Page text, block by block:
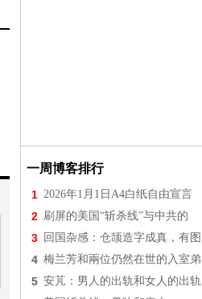
一周博客排行
1 2026年1月1日A4白纸自由宣言
2 刷屏的美国“斩杀线”与中共的
3 回国杂感：仓颉造字成真，有图
4 梅兰芳和兩位仍然在世的入室弟
5 安芃：男人的出轨和女人的出轨